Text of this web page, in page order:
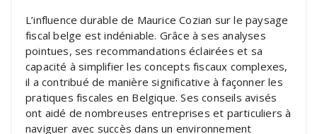
L’influence durable de Maurice Cozian sur le paysage
fiscal belge est indéniable. Grâce à ses analyses
pointues, ses recommandations éclairées et sa
capacité à simplifier les concepts fiscaux complexes,
il a contribué de manière significative à façonner les
pratiques fiscales en Belgique. Ses conseils avisés
ont aidé de nombreuses entreprises et particuliers à
naviguer avec succès dans un environnement